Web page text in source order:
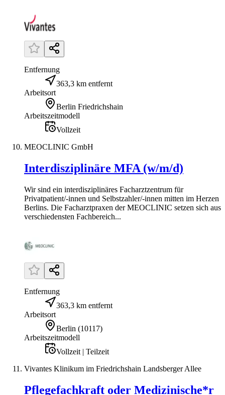
Entfernung
363,3 km entfernt
Arbeitsort
Berlin Friedrichshain
Arbeitszeitmodell
Vollzeit
MEOCLINIC GmbH
Interdisziplinäre MFA (w/m/d)
Wir sind ein interdisziplinäres Facharztzentrum für
Privatpatient/-innen und Selbstzahler/-innen mitten im Herzen
Berlins. Die Facharztpraxen der MEOCLINIC setzen sich aus
verschiedensten Fachbereich...
Entfernung
363,3 km entfernt
Arbeitsort
Berlin (10117)
Arbeitszeitmodell
Vollzeit | Teilzeit
Vivantes Klinikum im Friedrichshain Landsberger Allee
Pflegefachkraft oder Medizinische*r